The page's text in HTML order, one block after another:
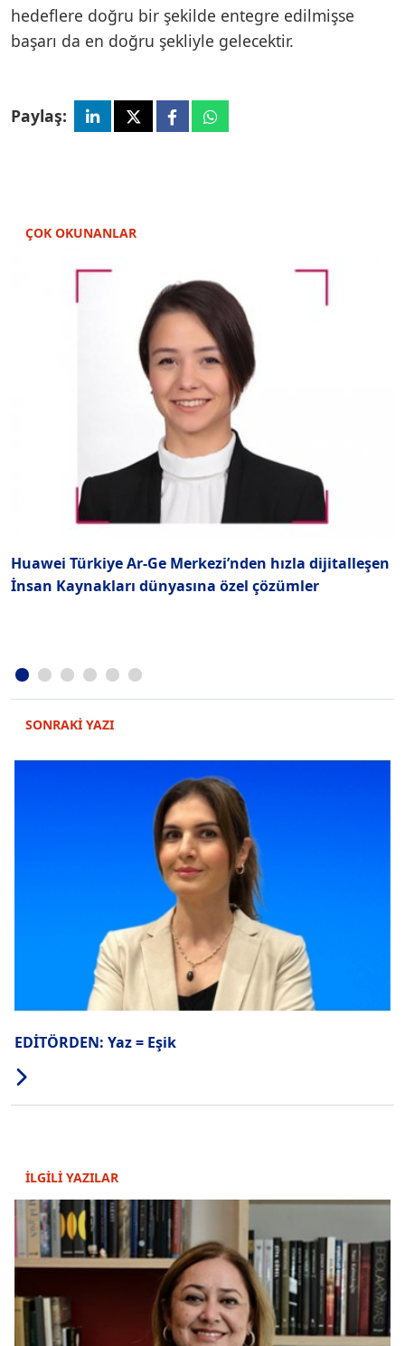
hedeflere doğru bir şekilde entegre edilmişse
başarı da en doğru şekliyle gelecektir.
Paylaş:
ÇOK OKUNANLAR
Huawei Türkiye Ar-Ge Merkezi’nden hızla dijitalleşen
İnsan Kaynakları dünyasına özel çözümler
SONRAKİ YAZI
EDİTÖRDEN: Yaz = Eşik
İLGİLİ YAZILAR